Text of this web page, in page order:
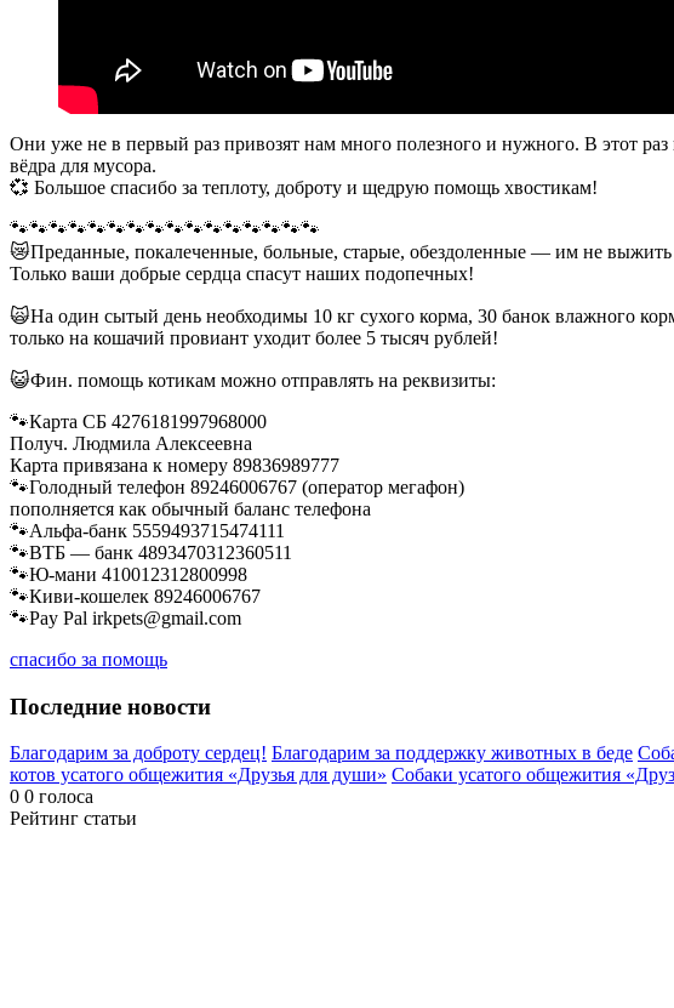
Они уже не в первый раз привозят нам много полезного и нужного. В этот
вёдра для мусора.
💞 Большое спасибо за теплоту, доброту и щедрую помощь хвостикам!
🐾🐾🐾🐾🐾🐾🐾🐾🐾🐾🐾🐾🐾🐾🐾🐾
😿Преданные, покалеченные, больные, старые, обездоленные — им не
Только ваши добрые сердца спасут наших подопечных!
🙀На один сытый день необходимы 10 кг сухого корма, 30 банок влажного
только на кошачий провиант уходит более 5 тысяч рублей!
😺Фин. помощь котикам можно отправлять на реквизиты:
🐾Карта СБ 4276181997968000
Получ. Людмила Алексеевна
Карта привязана к номеру 89836989777
🐾Голодный телефон 89246006767 (оператор мегафон)
пополняется как обычный баланс телефона
🐾Альфа-банк 5559493715474111
🐾ВТБ — банк 4893470312360511
🐾Ю-мани 410012312800998
🐾Киви-кошелек 89246006767
🐾Pay Pal irkpets@gmail.com
спасибо за помощь
Последние новости
Благодарим за доброту сердец! Благодарим за поддержку животных в беде
котов усатого общежития «Друзья для души» Собаки усатого общежития
0 0 голоса
Рейтинг статьи